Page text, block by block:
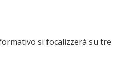
si focalizzerà su tre